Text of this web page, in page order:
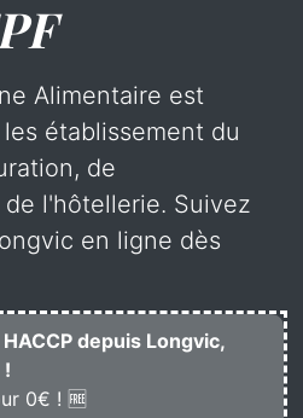
Alimentaire est
établissement du
de
l'hôtellerie. Suivez
en ligne dès
depuis Longvic,
!
0€ ! 🆓